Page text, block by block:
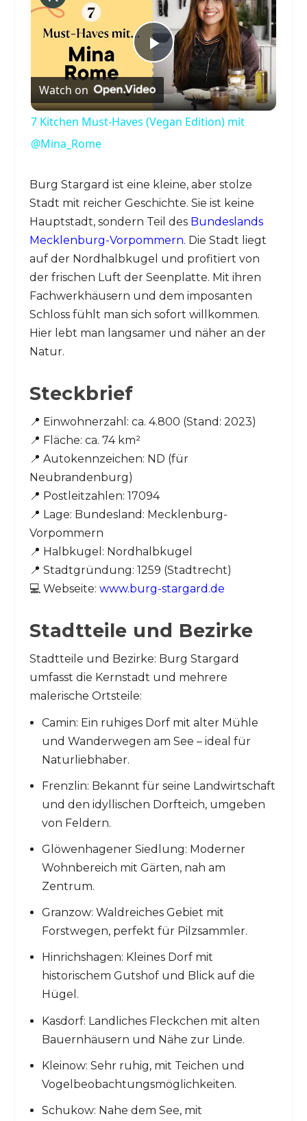
Play
Video
Watch on
7 Kitchen Must-Haves (Vegan Edition) mit
@Mina_Rome
Burg Stargard ist eine kleine, aber stolze
Stadt mit reicher Geschichte. Sie ist keine
Hauptstadt, sondern Teil des Bundeslands
Mecklenburg-Vorpommern. Die Stadt liegt
auf der Nordhalbkugel und profitiert von
der frischen Luft der Seenplatte. Mit ihren
Fachwerkhäusern und dem imposanten
Schloss fühlt man sich sofort willkommen.
Hier lebt man langsamer und näher an der
Natur.
Steckbrief
📍 Einwohnerzahl: ca. 4.800 (Stand: 2023)
📍 Fläche: ca. 74 km²
📍 Autokennzeichen: ND (für
Neubrandenburg)
📍 Postleitzahlen: 17094
📍 Lage: Bundesland: Mecklenburg-
Vorpommern
📍 Halbkugel: Nordhalbkugel
📍 Stadtgründung: 1259 (Stadtrecht)
💻 Webseite: www.burg-stargard.de
Stadtteile und Bezirke
Stadtteile und Bezirke: Burg Stargard
umfasst die Kernstadt und mehrere
malerische Ortsteile:
Camin: Ein ruhiges Dorf mit alter Mühle
und Wanderwegen am See – ideal für
Naturliebhaber.
Frenzlin: Bekannt für seine Landwirtschaft
und den idyllischen Dorfteich, umgeben
von Feldern.
Glöwenhagener Siedlung: Moderner
Wohnbereich mit Gärten, nah am
Zentrum.
Granzow: Waldreiches Gebiet mit
Forstwegen, perfekt für Pilzsammler.
Hinrichshagen: Kleines Dorf mit
historischem Gutshof und Blick auf die
Hügel.
Kasdorf: Landliches Fleckchen mit alten
Bauernhäusern und Nähe zur Linde.
Kleinow: Sehr ruhig, mit Teichen und
Vogelbeobachtungsmöglichkeiten.
Schukow: Nahe dem See, mit